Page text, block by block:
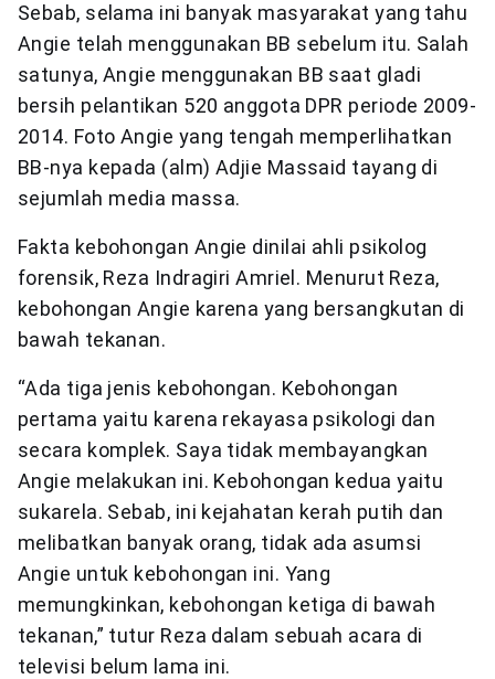
Sebab, selama ini banyak masyarakat yang tahu
Angie telah menggunakan BB sebelum itu. Salah
satunya, Angie menggunakan BB saat gladi
bersih pelantikan 520 anggota DPR periode 2009-
2014. Foto Angie yang tengah memperlihatkan
BB-nya kepada (alm) Adjie Massaid tayang di
sejumlah media massa.
Fakta kebohongan Angie dinilai ahli psikolog
forensik, Reza Indragiri Amriel. Menurut Reza,
kebohongan Angie karena yang bersangkutan di
bawah tekanan.
“Ada tiga jenis kebohongan. Kebohongan
pertama yaitu karena rekayasa psikologi dan
secara komplek. Saya tidak membayangkan
Angie melakukan ini. Kebohongan kedua yaitu
sukarela. Sebab, ini kejahatan kerah putih dan
melibatkan banyak orang, tidak ada asumsi
Angie untuk kebohongan ini. Yang
memungkinkan, kebohongan ketiga di bawah
tekanan,” tutur Reza dalam sebuah acara di
televisi belum lama ini.